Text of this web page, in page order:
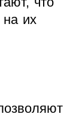
на их